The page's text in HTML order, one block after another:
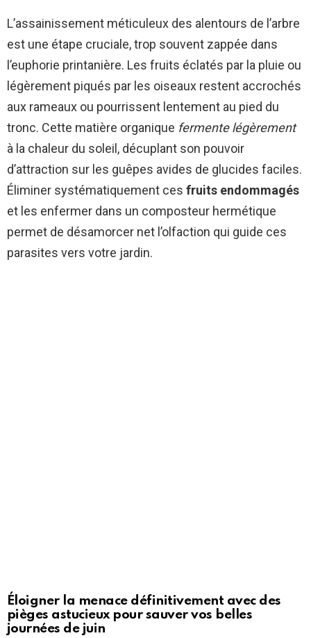
L’assainissement méticuleux des alentours de l’arbre
est une étape cruciale, trop souvent zappée dans
l’euphorie printanière. Les fruits éclatés par la pluie ou
légèrement piqués par les oiseaux restent accrochés
aux rameaux ou pourrissent lentement au pied du
tronc. Cette matière organique fermente légèrement
à la chaleur du soleil, décuplant son pouvoir
d’attraction sur les guêpes avides de glucides faciles.
Éliminer systématiquement ces fruits endommagés
et les enfermer dans un composteur hermétique
permet de désamorcer net l’olfaction qui guide ces
parasites vers votre jardin.
Éloigner la menace définitivement avec des
pièges astucieux pour sauver vos belles
journées de juin